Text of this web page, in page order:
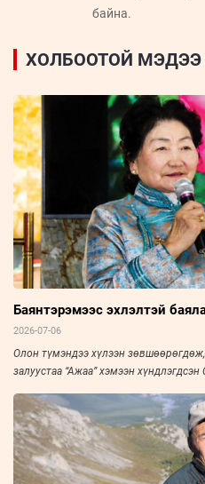
байна.
ХОЛБООТОЙ МЭДЭЭ
Баянтэрэмээс эхлэлтэй
2026-07-06
Олон түмэндээ хүлээн зөвшөөрөгдөж,
залуустаа “Ажаа” хэмээн
“Зууны мэдээ” сонин “Амьдралын
хүч дүүрэн амьдарсан эрхэм хүний
засаг, улс төрийн амьдралын нэгэн